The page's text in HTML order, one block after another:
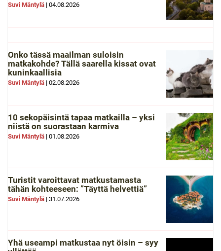
Suvi Mäntylä | 04.08.2026
Onko tässä maailman suloisin
matkakohde? Tällä saarella kissat ovat
kuninkaallisia
Suvi Mäntylä | 02.08.2026
10 sekopäisintä tapaa matkailla – yksi
niistä on suorastaan karmiva
Suvi Mäntylä | 01.08.2026
Turistit varoittavat matkustamasta
tähän kohteeseen: ”Täyttä helvettiä”
Suvi Mäntylä | 31.07.2026
Yhä useampi matkustaa nyt öisin – syy